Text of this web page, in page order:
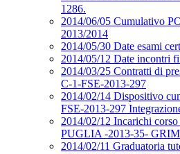
1286.
2014/06/05 Cumulativo
2013/2014
2014/05/30 Date esami
2014/05/12 Date incontri
2014/03/25 Contratti di
C-1-FSE-2013-297
2014/02/14 Dispositivo
FSE-2013-297
2014/02/12 Incarichi
PUGLIA -2013-35-
2014/02/11 Graduatoria